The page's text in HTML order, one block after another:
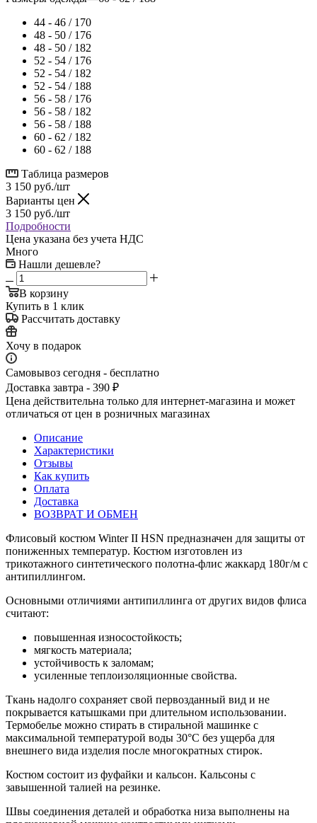
44 - 46 / 170
48 - 50 / 176
48 - 50 / 182
52 - 54 / 176
52 - 54 / 182
52 - 54 / 188
56 - 58 / 176
56 - 58 / 182
56 - 58 / 188
60 - 62 / 182
60 - 62 / 188
Таблица размеров
3 150 руб./шт
Варианты цен
3 150 руб./шт
Подробности
Цена указана без учета НДС
Много
Нашли дешевле?
В корзину
Купить в 1 клик
Рассчитать доставку
Хочу в подарок
Самовывоз сегодня - бесплатно
Доставка завтра - 390 ₽
Цена действительна только для интернет-магазина и может
отличаться от цен в розничных магазинах
Описание
Характеристики
Отзывы
Как купить
Оплата
Доставка
ВОЗВРАТ И ОБМЕН
Флисовый костюм Winter II HSN предназначен для защиты от
пониженных температур. Костюм изготовлен из
трикотажного синтетического полотна-флис жаккард 180г/м с
антипиллингом.
Основными отличиями антипиллинга от других видов флиса
считают:
повышенная износостойкость;
мягкость материала;
устойчивость к заломам;
усиленные теплоизоляционные свойства.
Ткань надолго сохраняет свой первозданный вид и не
покрывается катышками при длительном использовании.
Термобелье можно стирать в стиральной машинке с
максимальной температурой воды 30°С без ущерба для
внешнего вида изделия после многократных стирок.
Костюм состоит из фуфайки и кальсон. Кальсоны с
завышенной талией на резинке.
Швы соединения деталей и обработка низа выполнены на